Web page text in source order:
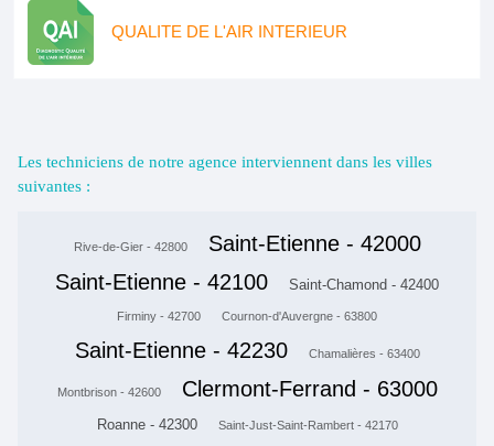
QUALITE DE L'AIR INTERIEUR
Les techniciens de notre agence interviennent dans les villes
suivantes :
Rive-de-Gier - 42800
Saint-Etienne - 42000
Saint-Etienne - 42100
Saint-Chamond - 42400
Firminy - 42700 Cournon-d'Auvergne - 63800
Saint-Etienne - 42230 Chamalières - 63400
Montbrison - 42600 Clermont-Ferrand - 63000
Roanne - 42300 Saint-Just-Saint-Rambert - 42170